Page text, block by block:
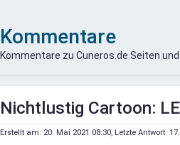
Kommentare
Kommentare zu Cuneros.de Seiten
Nichtlustig Cartoon:
Erstellt am: 20. Mai 2021 08:30, Letzte Antwort: